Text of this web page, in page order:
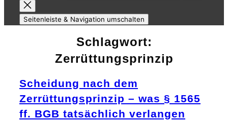
Seitenleiste & Navigation umschalten
Schlagwort:
Zerrüttungsprinzip
Scheidung nach dem
Zerrüttungsprinzip – was § 1565
ff. BGB tatsächlich verlangen